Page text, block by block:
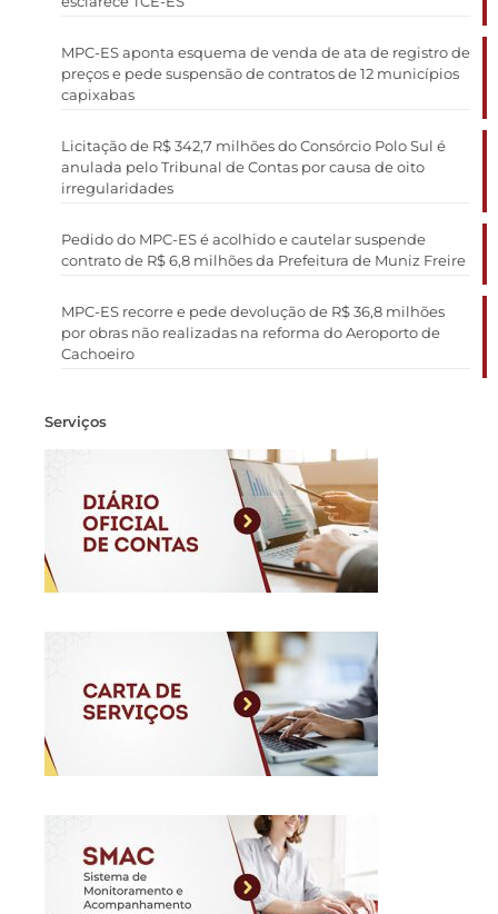
MPC-ES aponta esquema de venda de ata de registro de
preços e pede suspensão de contratos de 12 municípios
capixabas
Licitação de R$ 342,7 milhões do Consórcio Polo Sul é
anulada pelo Tribunal de Contas por causa de oito
irregularidades
Pedido do MPC-ES é acolhido e cautelar suspende
contrato de R$ 6,8 milhões da Prefeitura de Muniz Freire
MPC-ES recorre e pede devolução de R$ 36,8 milhões
por obras não realizadas na reforma do Aeroporto de
Cachoeiro
Serviços